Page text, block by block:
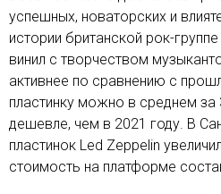
успешных, новаторских и
истории британской рок-
винил с творчеством
активнее по сравнению с
пластинку можно в среднем за
дешевле, чем в 2021 году. В
пластинок Led Zeppelin
стоимость на платформе